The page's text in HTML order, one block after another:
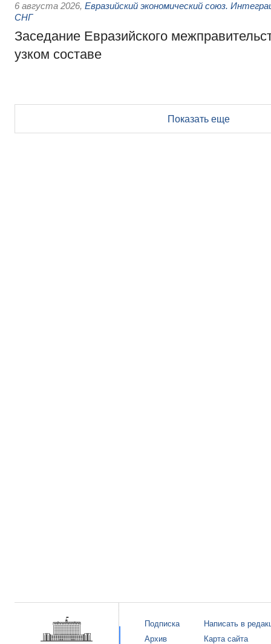
6 августа 2026, Евразийский экономический союз.
СНГ
Заседание Евразийского
узком составе
Показать еще
Подписка
Архив
Написать в
Карта сайта